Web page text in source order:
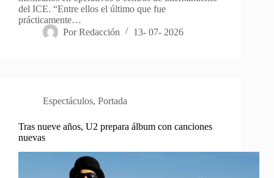
del ICE. “Entre ellos el último que fue
prácticamente…
Por Redacción 13- 07- 2026
Espectáculos, Portada
Tras nueve años, U2 prepara álbum con canciones
nuevas